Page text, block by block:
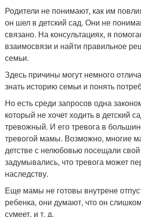
Родители не понимают, как им
он шел в детский сад. Они не
связано. На консультациях, я
взаимосвязи и найти правильное
семьи.
Здесь причины могут немного
знать историю семьи и понять
Но есть среди запросов одна
который не хочет ходить в детский
тревожный. И его тревога в
тревогой мамы. Возможно, многие
детстве с нелюбовью посещали
задумывались, что тревога может
наследству.
Еще мамы не готовы внутрене
ребенка, они думают, что он
сумеет, и т. д.